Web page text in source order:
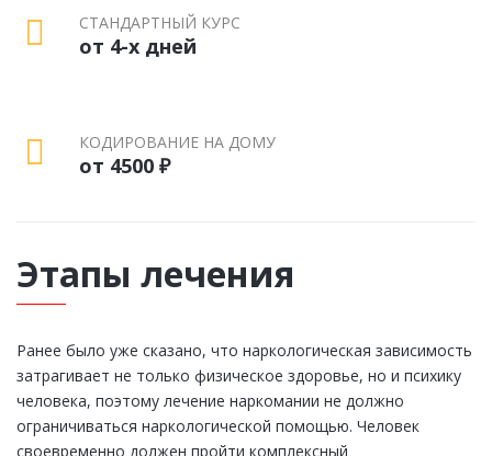
СТАНДАРТНЫЙ КУРС
от 4-х дней
КОДИРОВАНИЕ НА ДОМУ
от 4500 ₽
Этапы лечения
Ранее было уже сказано, что наркологическая зависимость
затрагивает не только физическое здоровье, но и психику
человека, поэтому лечение наркомании не должно
ограничиваться наркологической помощью. Человек
своевременно должен пройти комплексный